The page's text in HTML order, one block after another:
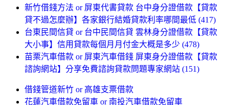
新竹借錢方法 or 屏東代書貸款 台中身分證借款【貸款
貸不過怎麼辦】各家銀行結婚貸款利率哪間最低 (417)
台東民間信貸 or 台中民間信貸 雲林身分證借款【貸款
大小事】信用貸款每個月月付金大概是多少 (478)
苗栗汽車借款 or 屏東汽車借錢 屏東身分證借款【貸款
諮詢網站】分享免費諮詢貸款問題專家網站 (151)
借錢管道新竹 or 高雄支票借款
花蓮汽車借款免留車 or 南投汽車借款免留車